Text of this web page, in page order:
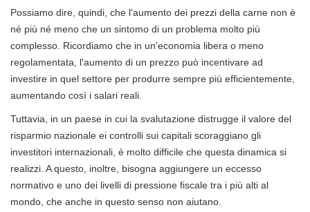
Possiamo dire, quindi, che l'aumento dei prezzi della carne non è
né più né meno che un sintomo di un problema molto più
complesso. Ricordiamo che in un'economia libera o meno
regolamentata, l'aumento di un prezzo può incentivare ad
investire in quel settore per produrre sempre più efficientemente,
aumentando così i salari reali.
Tuttavia, in un paese in cui la svalutazione distrugge il valore del
risparmio nazionale ei controlli sui capitali scoraggiano gli
investitori internazionali, è molto difficile che questa dinamica si
realizzi. A questo, inoltre, bisogna aggiungere un eccesso
normativo e uno dei livelli di pressione fiscale tra i più alti al
mondo, che anche in questo senso non aiutano.